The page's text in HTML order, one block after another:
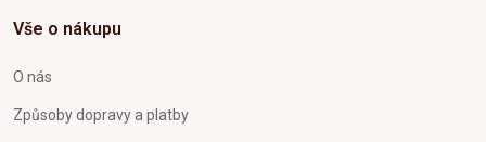
Vše o nákupu
O nás
Způsoby dopravy a platby